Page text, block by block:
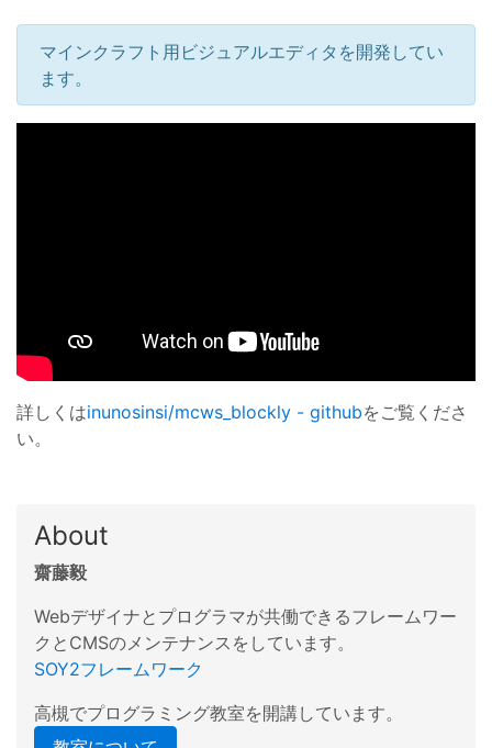
マインクラフト用ビジュアルエディタを開発してい
ます。
詳しくはinunosinsi/mcws_blockly - githubをご覧くださ
い。
About
齋藤毅
Webデザイナとプログラマが共働できるフレームワー
クとCMSのメンテナンスをしています。
SOY2フレームワーク
高槻でプログラミング教室を開講しています。